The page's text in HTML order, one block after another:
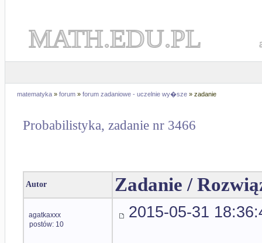
MATH.EDU.PL
matematyka » forum » forum zadaniowe - uczelnie wy�sze » zadanie
Probabilistyka, zadanie nr 3466
Autor Zadanie /
agatkaxxx
postów: 10
2015-05-31